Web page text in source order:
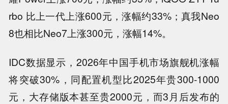
rbo 比上一代上涨600元，涨幅约33%；真我Neo
8也相比Neo7上涨300元，涨幅14%。
IDC数据显示，2026年中国手机市场旗舰机涨幅
将突破30%，同配置机型比2025年贵300-1000
元，大存储版本甚至贵2000元，而3月后发布的